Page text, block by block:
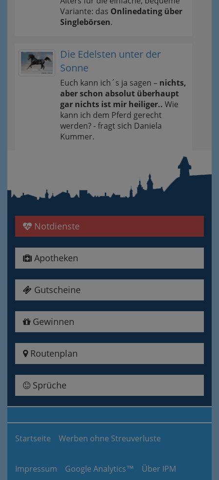
Variante: das Onlinedating über
Singlebörsen.
Die Edelsten unter der
Sonne
Euch kann ich´s ja sagen – nichts,
aber schon absolut überhaupt
gar nichts ist mir heiliger.. Wie
kann ich dem Pferd gerecht
werden? - fragt sich Daniela
Kummer.
Notdienste
Apotheken
Gutscheine
Gewinnen
Routenplan
Sprüche
Startseite Werben ohne Streuverluste
Impressum Google Analytics™ Über IPM